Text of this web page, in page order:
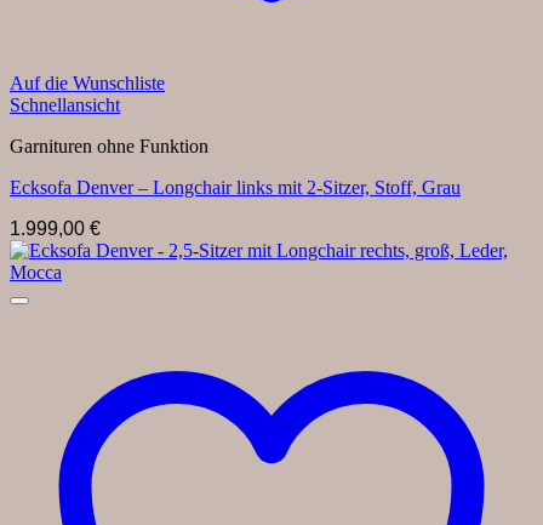
Auf die Wunschliste
Schnellansicht
Garnituren ohne Funktion
Ecksofa Denver – Longchair links mit 2-Sitzer, Stoff, Grau
1.999,00 €